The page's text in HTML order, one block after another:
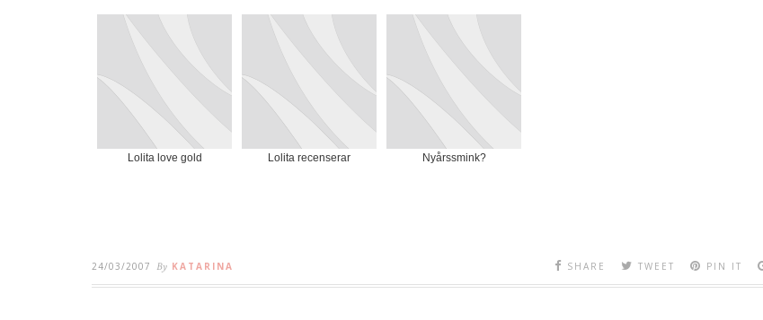
Lolita love gold Lolita recenserar Nyårssmink?
24/03/2007 By KATARINA SHARE TWEET PIN IT